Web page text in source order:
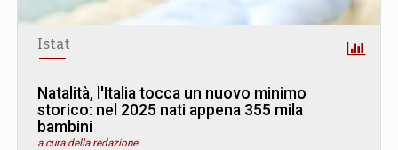
Istat
Natalità, l'Italia tocca un nuovo minimo
storico: nel 2025 nati appena 355 mila
bambini
a cura della redazione